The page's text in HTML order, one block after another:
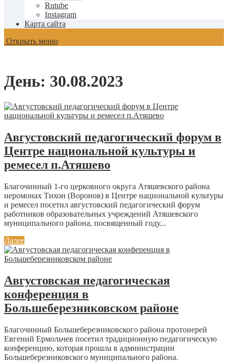
Rutube
Instagram
Карта сайта
Открыть меню
День: 30.08.2023
Августовский педагогический форум в
Центре национальной культуры и
ремесел п.Атяшево
Благочинный 1-го церковного округа Атяшевского района
иеромонах Тихон (Воронов) в Центре национальной культуры
и ремесел посетил августовский педагогический форум
работников образовательных учреждений Атяшевского
муниципального района, посвященный году...
Далее
Августовская педагогическая
конференция в
Большеберезниковском районе
Благочинный Большеберезниковского района протоиерей
Евгений Ермольчев посетил традиционную педагогическую
конференцию, которая прошла в администрации
Большеберезниковского муниципального района.